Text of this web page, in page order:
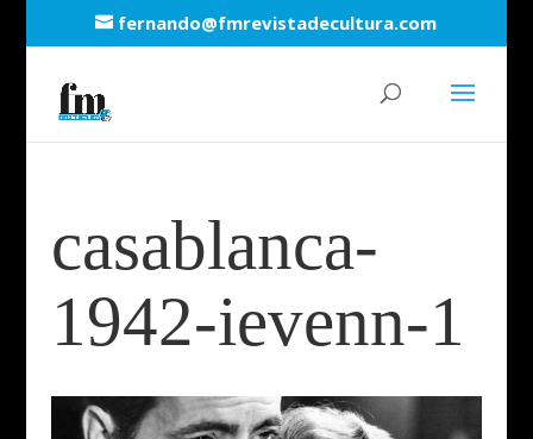
fernando@fmrevistadecultura.com
casablanca-
1942-ievenn-1